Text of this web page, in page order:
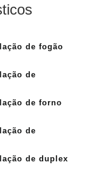
de fogão
de
de forno
de
de duplex